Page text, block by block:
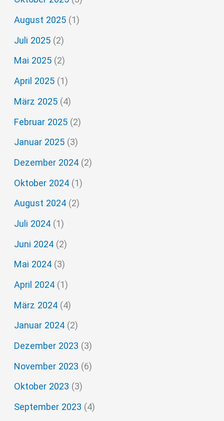
August 2025 (1)
Juli 2025 (2)
Mai 2025 (2)
April 2025 (1)
März 2025 (4)
Februar 2025 (2)
Januar 2025 (3)
Dezember 2024 (2)
Oktober 2024 (1)
August 2024 (2)
Juli 2024 (1)
Juni 2024 (2)
Mai 2024 (3)
April 2024 (1)
März 2024 (4)
Januar 2024 (2)
Dezember 2023 (3)
November 2023 (6)
Oktober 2023 (3)
September 2023 (4)